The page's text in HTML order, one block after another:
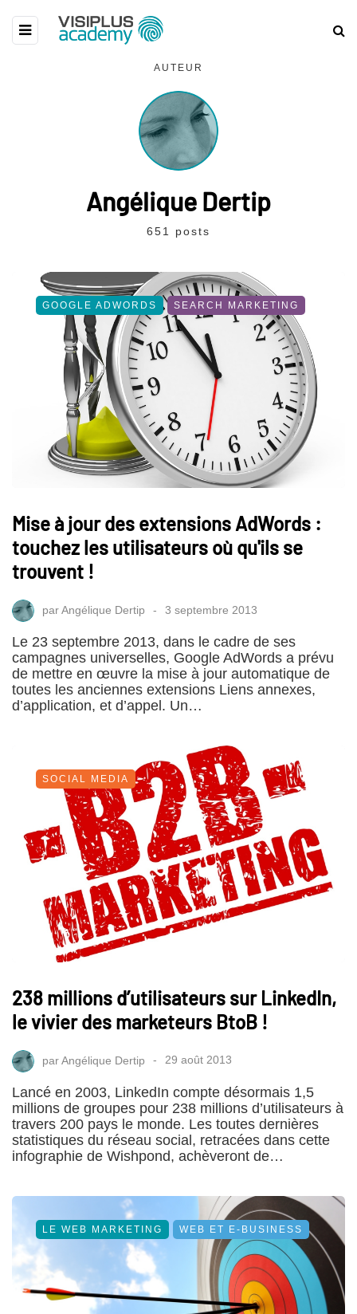
AUTEUR
Angélique Dertip
651 posts
GOOGLE ADWORDS SEARCH MARKETING
Mise à jour des extensions AdWords :
touchez les utilisateurs où qu'ils se
trouvent !
parAngélique Dertip 3 septembre 2013
Le 23 septembre 2013, dans le cadre de ses
campagnes universelles, Google AdWords a prévu
de mettre en œuvre la mise à jour automatique de
toutes les anciennes extensions Liens annexes,
d’application, et d’appel. Un…
SOCIAL MEDIA
238 millions d’utilisateurs sur LinkedIn,
le vivier des marketeurs BtoB !
parAngélique Dertip 29 août 2013
Lancé en 2003, LinkedIn compte désormais 1,5
millions de groupes pour 238 millions d’utilisateurs à
travers 200 pays le monde. Les toutes dernières
statistiques du réseau social, retracées dans cette
infographie de Wishpond, achèveront de…
LE WEB MARKETING WEB ET E-BUSINESS